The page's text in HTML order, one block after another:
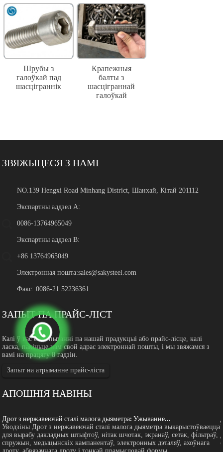
Шрубы з
галоўкай пад
шасціграннік
Крапежныя
балты з
шасціграннай
галоўкай
ЗВЯЖЫЦЕСЯ З НАМІ
NO.139 Hengxi Road Minhang District, Шанхай, Кітай 201112
Экспартны аддзел А:
0086-13764965049
Экспартны аддзел B:
+86 13764965049
Электронная пошта:sales@sakysteel.com
Факс: 0086-21 52236361
ЗАПЫТ ПА ПРАЙС-ЛІСТ
Калі ў вас ёсць пытанні па нашай прадукцыі або прайс-лісце, калі
ласка, пакіньце нам свой адрас электроннай пошты, і мы звяжамся з
вамі на працягу 8 гадзін.
Запыт на атрыманне прайс-ліста
АПОШНІЯ НАВІНЫ
Дрот з нержавеючай сталі малога дыяметра: Ужыванне...
Уводзіны Дрот з нержавеючай сталі малога дыяметра выкарыстоўваецца
для вырабу дакладных штыфтоў, нітак шчотак, экранаў, сетак, фільтраў,
спружын, медыцынскіх кампанентаў, электронных дэталяў, ахоўнага